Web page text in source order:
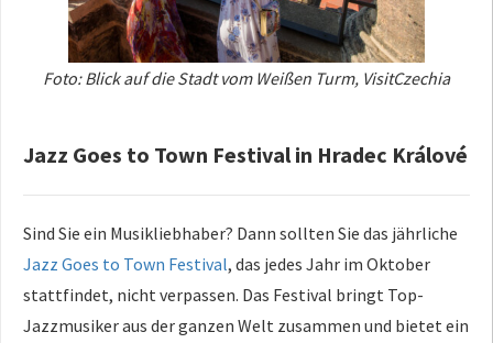
Foto: Blick auf die Stadt vom Weißen Turm, VisitCzechia
Jazz Goes to Town Festival in Hradec Králové
Sind Sie ein Musikliebhaber? Dann sollten Sie das jährliche
Jazz Goes to Town Festival, das jedes Jahr im Oktober
stattfindet, nicht verpassen. Das Festival bringt Top-
Jazzmusiker aus der ganzen Welt zusammen und bietet ein